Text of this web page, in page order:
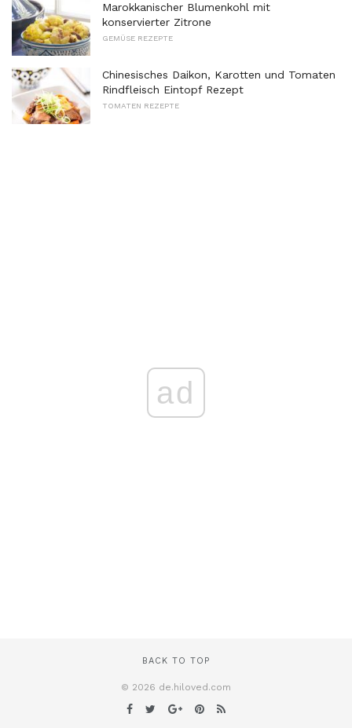
Marokkanischer Blumenkohl mit
konservierter Zitrone
GEMÜSE REZEPTE
Chinesisches Daikon, Karotten und Tomaten
Rindfleisch Eintopf Rezept
TOMATEN REZEPTE
ad
BACK TO TOP
© 2026 de.hiloved.com